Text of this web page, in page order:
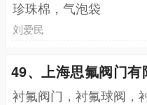
珍珠棉，气泡袋
刘爱民
49、上海思氟阀门有
衬氟阀门，衬氟球阀，